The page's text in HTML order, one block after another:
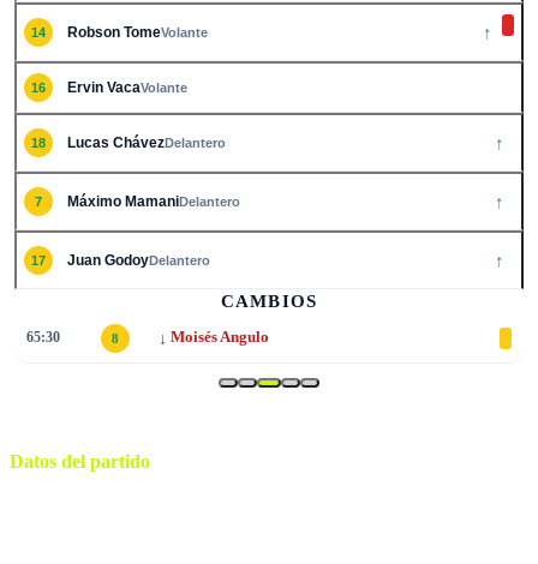
14 Robson TomeVolante ↑
16 Ervin VacaVolante
18 Lucas ChávezDelantero ↑
7 Máximo MamaniDelantero ↑
17 Juan GodoyDelantero ↑
CAMBIOS
65:30 8 ↓ Moisés Angulo
Datos del partido